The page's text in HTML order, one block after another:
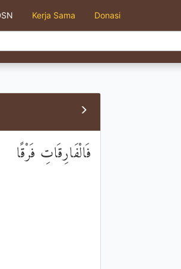
Kerja Sama Donasi
فَالْفَارِقَاتِ فَرْقًا